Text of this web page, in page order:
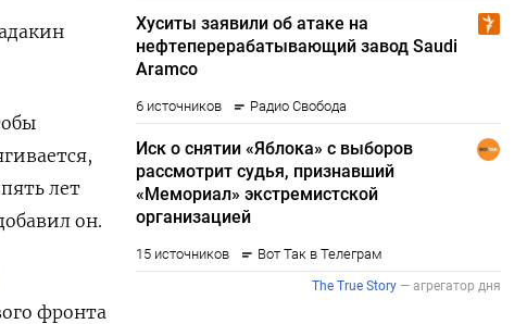
лет
он.
фронта